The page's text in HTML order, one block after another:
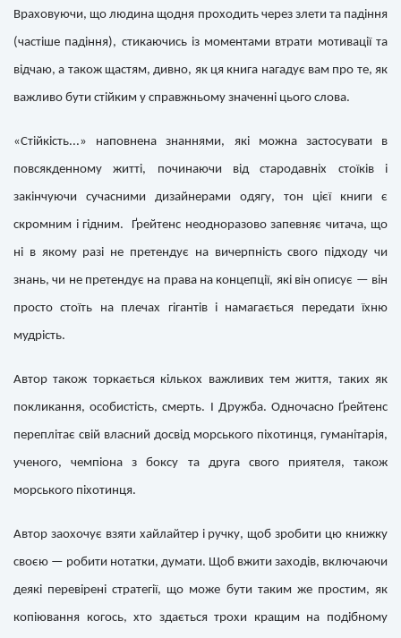
Враховуючи, що людина щодня проходить через злети та падіння
(частіше падіння), стикаючись із моментами втрати мотивації та
відчаю, а також щастям, дивно, як ця книга нагадує вам про те, як
важливо бути стійким у справжньому значенні цього слова.
«Стійкість...» наповнена знаннями, які можна застосувати в
повсякденному житті, починаючи від стародавніх стоїків і
закінчуючи сучасними дизайнерами одягу, тон цієї книги є
скромним і гідним. Ґрейтенс неодноразово запевняє читача, що
ні в якому разі не претендує на вичерпність свого підходу чи
знань, чи не претендує на права на концепції, які він описує — він
просто стоїть на плечах гігантів і намагається передати їхню
мудрість.
Автор також торкається кількох важливих тем життя, таких як
покликання, особистість, смерть. І Дружба. Одночасно Ґрейтенс
переплітає свій власний досвід морського піхотинця, гуманітарія,
ученого, чемпіона з боксу та друга свого приятеля, також
морського піхотинця.
Автор заохочує взяти хайлайтер і ручку, щоб зробити цю книжку
своєю — робити нотатки, думати. Щоб вжити заходів, включаючи
деякі перевірені стратегії, що може бути таким же простим, як
копіювання когось, хто здається трохи кращим на подібному